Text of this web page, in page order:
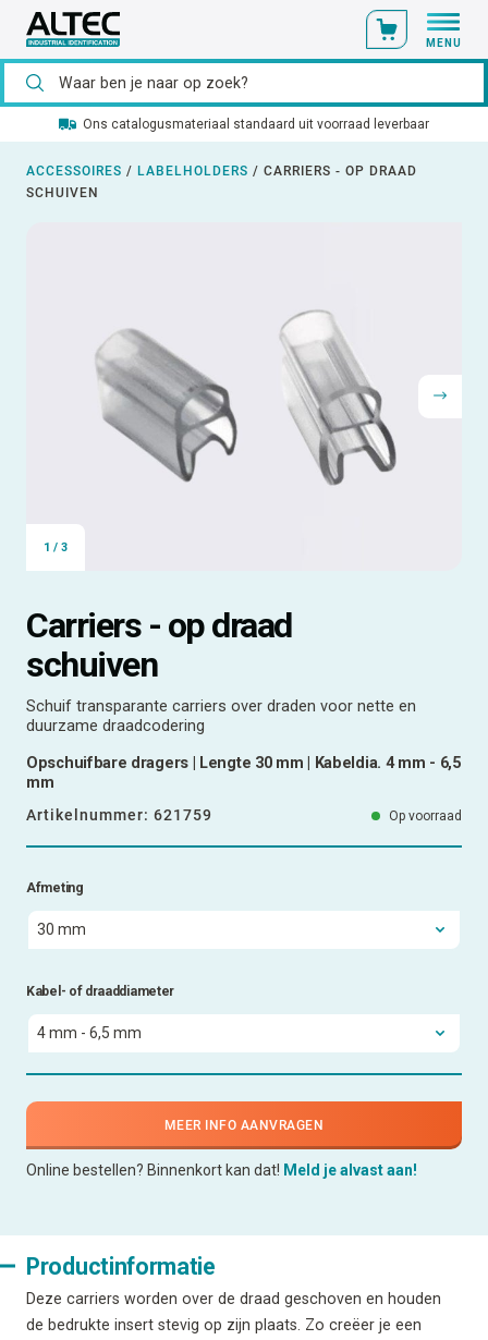
MENU
Ons catalogusmateriaal standaard uit voorraad leverbaar
ACCESSOIRES / LABELHOLDERS / CARRIERS - OP DRAAD
SCHUIVEN
1 / 3
Carriers - op draad
schuiven
Schuif transparante carriers over draden voor nette en
duurzame draadcodering
Opschuifbare dragers | Lengte 30 mm | Kabeldia. 4 mm - 6,5
mm
Artikelnummer: 621759 Op voorraad
Afmeting
Kabel- of draaddiameter
MEER INFO AANVRAGEN
Online bestellen? Binnenkort kan dat! Meld je alvast aan!
Productinformatie
Deze carriers worden over de draad geschoven en houden
de bedrukte insert stevig op zijn plaats. Zo creëer je een